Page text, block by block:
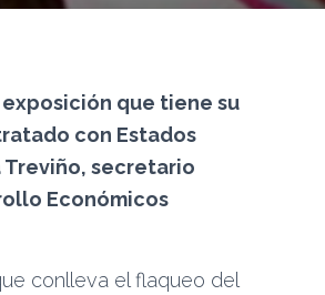
que tiene su
con Estados
Treviño, secretario
Económicos
conlleva el flaqueo del